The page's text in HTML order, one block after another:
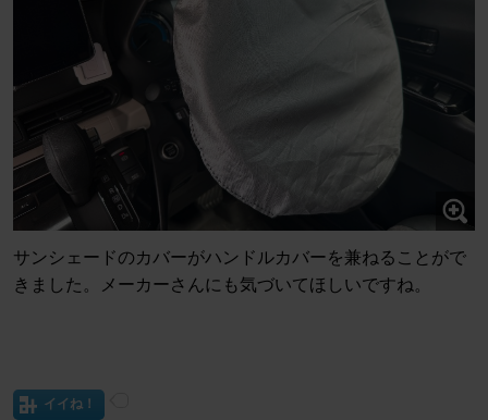
サンシェードのカバーがハンドルカバーを兼ねることがで
きました。メーカーさんにも気づいてほしいですね。
イイね！